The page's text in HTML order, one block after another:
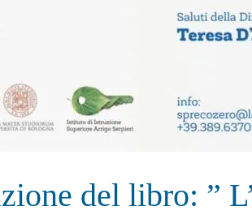
del libro: ”